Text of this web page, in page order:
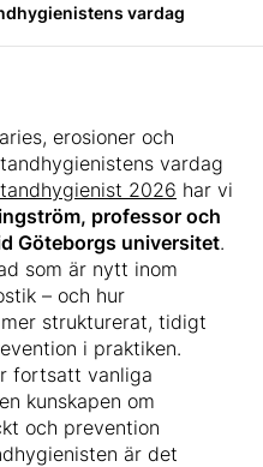
vardag
erosioner och
vardag
2026 har vi
professor och
Göteborgs universitet.
som är nytt inom
– och hur
strukturerat, tidigt
i praktiken.
fortsatt vanliga
kunskapen om
och prevention
är det